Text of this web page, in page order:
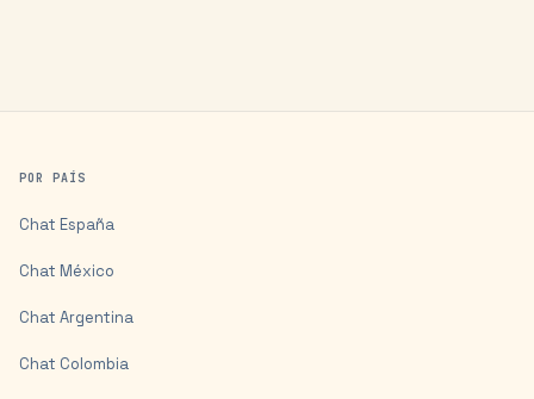
POR PAÍS
Chat España
Chat México
Chat Argentina
Chat Colombia